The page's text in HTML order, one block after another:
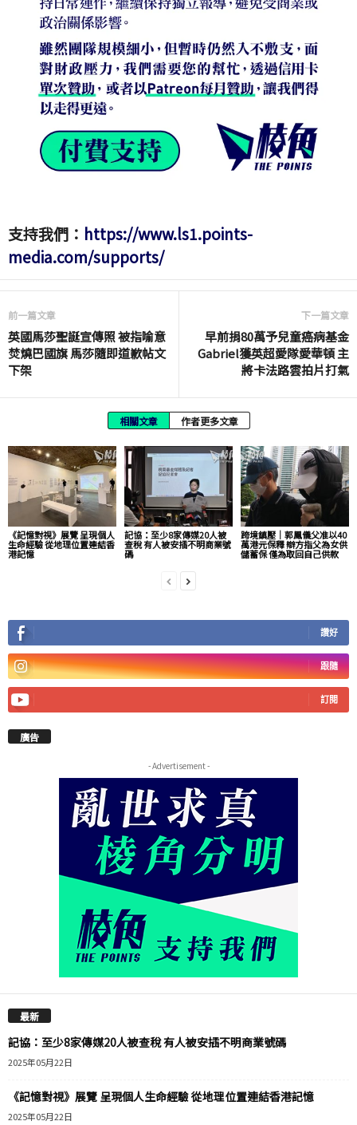
支持我們： https://www.ls1.points-
media.com/supports/
前一篇文章
英國馬莎聖誕宣傳照 被指喻意
焚燒巴國旗 馬莎隨即道歉帖文
下架
下一篇文章
早前捐80萬予兒童癌病基金
Gabriel獲英超愛隊愛華頓 主
將卡法路雲拍片打氣
相關文章 作者更多文章
《記憶對視》展覽 呈現個人
生命經驗 從地理位置連結香
港記憶
記協：至少8家傳媒20人被
查稅 有人被安插不明商業號
碼
跨境鎮壓｜郭鳳儀父准以40
萬港元保釋 辯方指父為女供
儲蓄保 僅為取回自己供款
讚好
跟隨
訂閱
廣告
- Advertisement -
最新
記協：至少8家傳媒20人被查稅 有人被安插不明商業號碼
2025年05月22日
《記憶對視》展覽 呈現個人生命經驗 從地理位置連結香港記憶
2025年05月22日